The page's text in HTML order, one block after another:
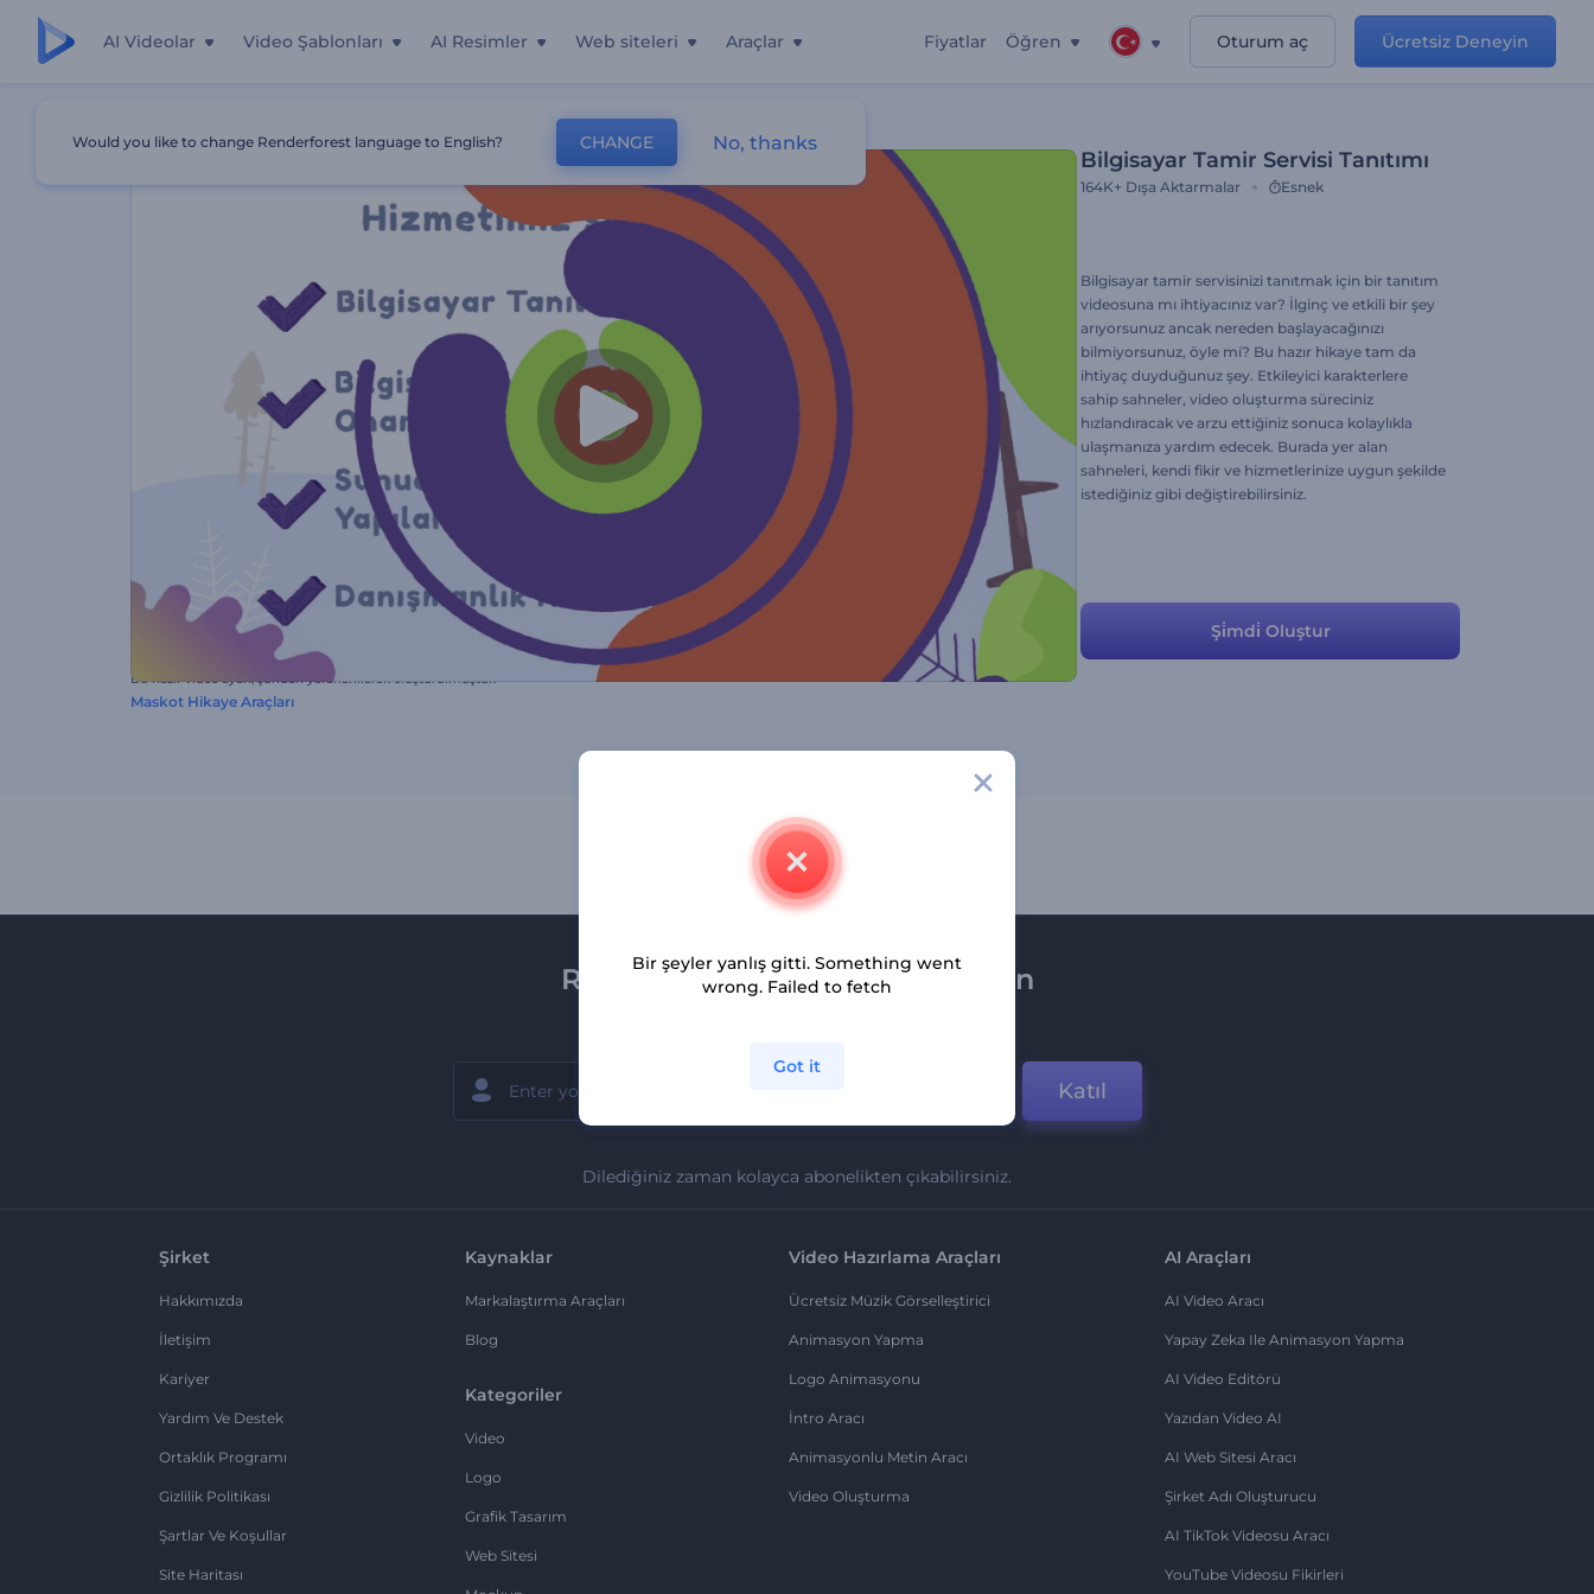
AI Videolar Video Şablonları AI Resimler Web siteleri Araçlar Fiyatlar Öğren Oturum aç Ücretsiz Deneyin
Bilgisayar Tamir Servisi Tanıtımı
164K+ Dışa Aktarmalar Esnek
Bilgisayar tamir servisinizi tanıtmak için bir tanıtım
videosuna mı ihtiyacınız var? İlginç ve etkili bir şey
arıyorsunuz ancak nereden başlayacağınızı
bilmiyorsunuz, öyle mi? Bu hazır hikaye tam da
ihtiyaç duyduğunuz şey. Etkileyici karakterlere
sahip sahneler, video oluşturma süreciniz
hızlandıracak ve arzu ettiğiniz sonuca kolaylıkla
ulaşmanıza yardım edecek. Burada yer alan
sahneleri, kendi fikir ve hizmetlerinize uygun şekilde
istediğiniz gibi değiştirebilirsiniz.
Şi̇mdi̇ Oluştur
Bu hazır video ayarı, şundan yararlanılarak oluşturulmuştur:
Maskot Hikaye Araçları
Renderforest bültenine üye olun
Katıl
Dilediğiniz zaman kolayca abonelikten çıkabilirsiniz.
Şirket
Hakkımızda
İletişim
Kariyer
Yardım Ve Destek
Ortaklık Programı
Gizlilik Politikası
Şartlar Ve Koşullar
Site Haritası
Kaynaklar
Markalaştırma Araçları
Blog
Kategoriler
Video
Logo
Grafik Tasarım
Web Sitesi
Video Hazırlama Araçları
Ücretsiz Müzik Görselleştirici
Animasyon Yapma
Logo Animasyonu
İntro Aracı
Animasyonlu Metin Aracı
Video Oluşturma
AI Araçları
AI Video Aracı
Yapay Zeka Ile Animasyon Yapma
AI Video Editörü
Yazıdan Video AI
AI Web Sitesi Aracı
Şirket Adı Oluşturucu
AI TikTok Videosu Aracı
YouTube Videosu Fikirleri
Would you like to change Renderforest language to English? CHANGE No, thanks
Bir şeyler yanlış gitti. Something went
wrong. Failed to fetch
Got it